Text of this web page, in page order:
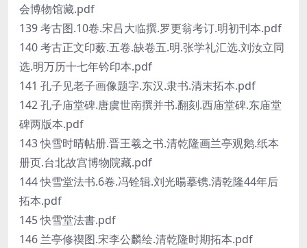
会博物馆藏.pdf
139 考古图.10卷.宋吕大临撰.罗更翁考订.明初刊本.pdf
140 考古正文印薮.五卷.缺卷五.明.张学礼汇选.刘汝立同
选.明万历十七年钤印本.pdf
141 孔子见老子画像题字.东汉.隶书.清末拓本.pdf
142 孔子庙堂碑.唐虞世南撰并书.翻刻.西庙堂碑.东庙堂
碑两版本.pdf
143 快雪时晴帖册.晋王羲之书.清乾隆画兰亭观鹅.纸本
册页.台北故宫博物院藏.pdf
144 快雪堂法书.6卷.冯铨辑.刘光暘摹镌.清乾隆44年后
拓本.pdf
145 快雪堂法書.pdf
146 兰亭修禊图.宋李公麟绘.清乾隆时期拓本.pdf